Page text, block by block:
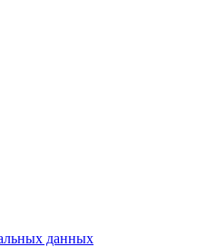
данных